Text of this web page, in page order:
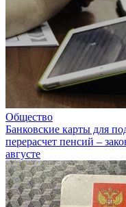
Общество
Банковские карты для
перерасчет пенсий –
августе